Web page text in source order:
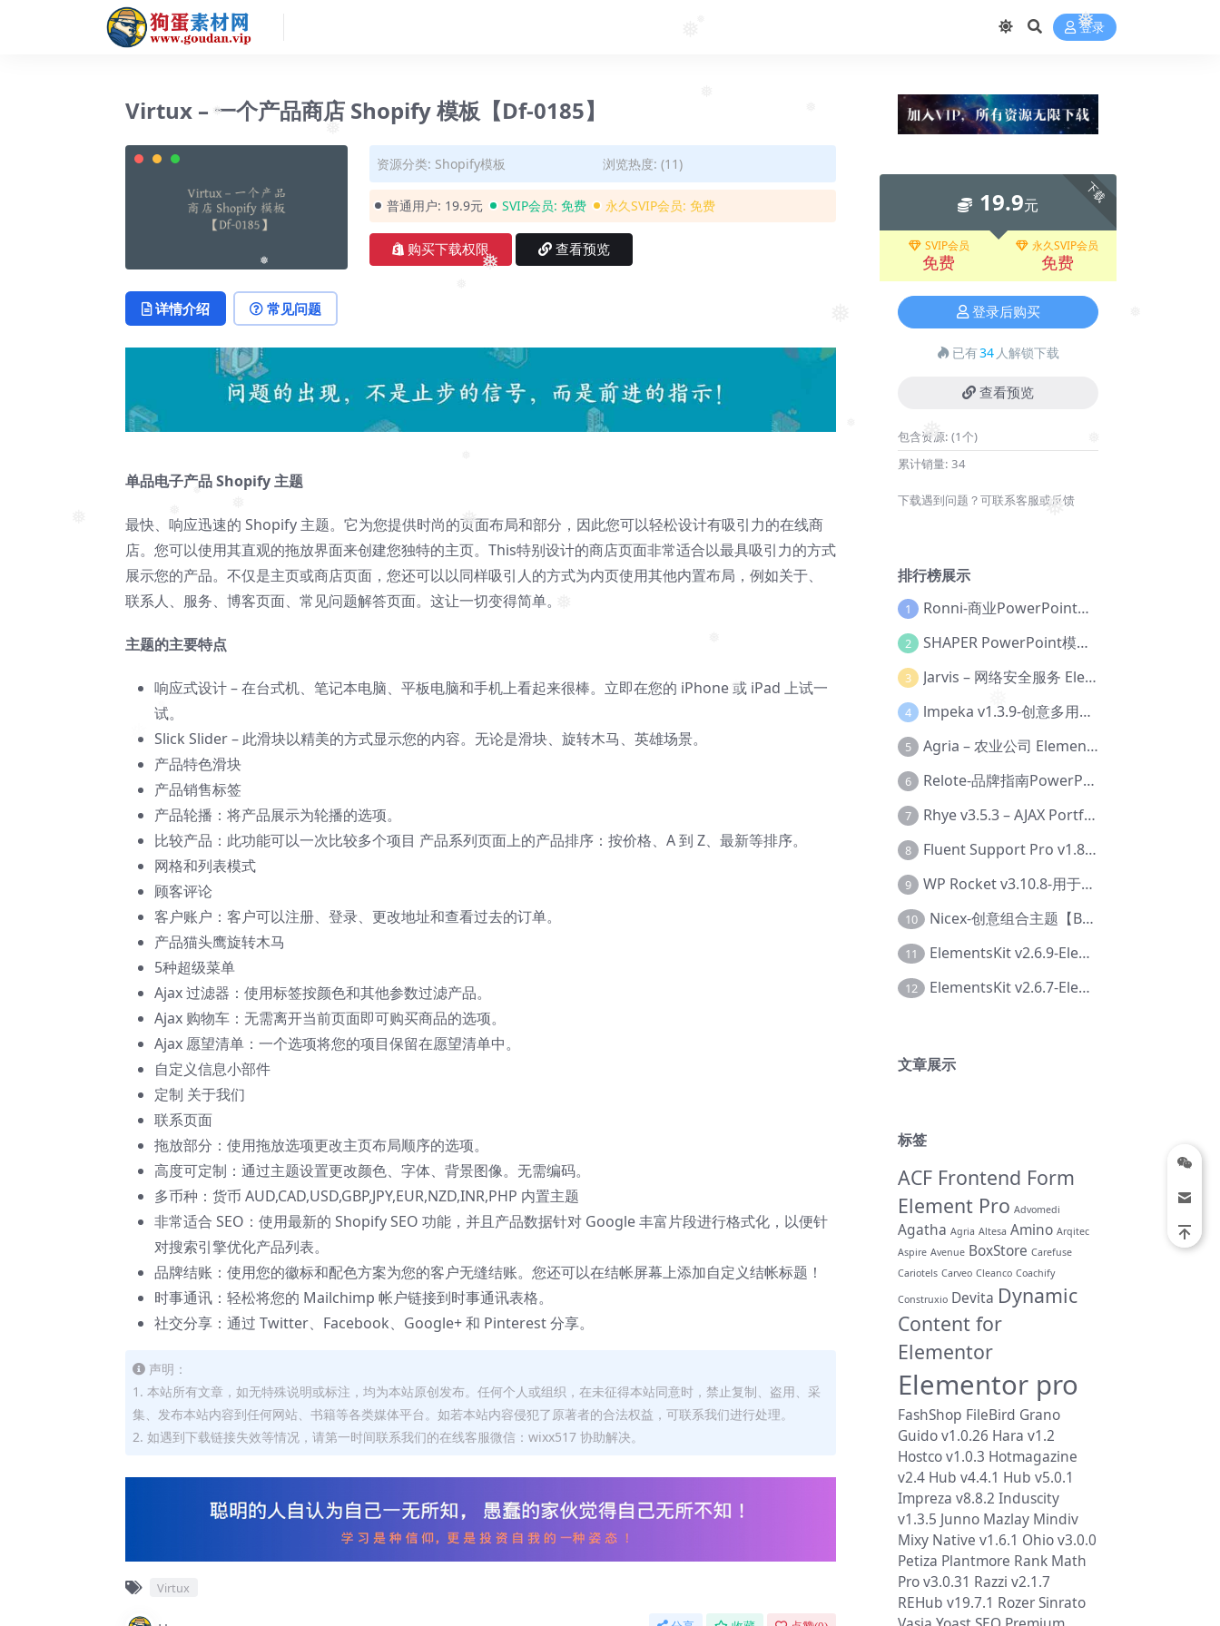
❅
❅
❅
❅
❅
❅
❅
登录
Virtux – 一个产品商店 Shopify 模板【Df-0185】
资源分类: Shopify模板 浏览热度: (11)
普通用户: 19.9元 SVIP会员: 免费 永久SVIP会员: 免费
购买下载权限 查看预览
详情介绍 常见问题
单品电子产品 Shopify 主题
最快、响应迅速的 Shopify 主题。它为您提供时尚的页面布局和部分，因此您可以轻松设计有吸引力的在线商
店。您可以使用其直观的拖放界面来创建您独特的主页。This特别设计的商店页面非常适合以最具吸引力的方式
展示您的产品。不仅是主页或商店页面，您还可以以同样吸引人的方式为内页使用其他内置布局，例如关于、
联系人、服务、博客页面、常见问题解答页面。这让一切变得简单。
主题的主要特点
响应式设计 – 在台式机、笔记本电脑、平板电脑和手机上看起来很棒。立即在您的 iPhone 或 iPad 上试一
试。
Slick Slider – 此滑块以精美的方式显示您的内容。无论是滑块、旋转木马、英雄场景。
产品特色滑块
产品销售标签
产品轮播：将产品展示为轮播的选项。
比较产品：此功能可以一次比较多个项目 产品系列页面上的产品排序：按价格、A 到 Z、最新等排序。
网格和列表模式
顾客评论
客户账户：客户可以注册、登录、更改地址和查看过去的订单。
产品猫头鹰旋转木马
5种超级菜单
Ajax 过滤器：使用标签按颜色和其他参数过滤产品。
Ajax 购物车：无需离开当前页面即可购买商品的选项。
Ajax 愿望清单：一个选项将您的项目保留在愿望清单中。
自定义信息小部件
定制 关于我们
联系页面
拖放部分：使用拖放选项更改主页布局顺序的选项。
高度可定制：通过主题设置更改颜色、字体、背景图像。无需编码。
多币种：货币 AUD,CAD,USD,GBP,JPY,EUR,NZD,INR,PHP 内置主题
非常适合 SEO：使用最新的 Shopify SEO 功能，并且产品数据针对 Google 丰富片段进行格式化，以便针
对搜索引擎优化产品列表。
品牌结账：使用您的徽标和配色方案为您的客户无缝结账。您还可以在结帐屏幕上添加自定义结帐标题！
时事通讯：轻松将您的 Mailchimp 帐户链接到时事通讯表格。
社交分享：通过 Twitter、Facebook、Google+ 和 Pinterest 分享。
声明：
1. 本站所有文章，如无特殊说明或标注，均为本站原创发布。任何个人或组织，在未征得本站同意时，禁止复制、盗用、采
集、发布本站内容到任何网站、书籍等各类媒体平台。如若本站内容侵犯了原著者的合法权益，可联系我们进行处理。
2. 如遇到下载链接失效等情况，请第一时间联系我们的在线客服微信：wixx517 协助解决。
Virtux
下载
19.9元
SVIP会员
免费
永久SVIP会员
免费
登录后购买
已有34 人解锁下载
查看预览
包含资源: (1个)
累计销量: 34
下载遇到问题？可联系客服或反馈
排行榜展示
1 Ronni-商业PowerPoint模板【Dc-0077】
2 SHAPER PowerPoint模板【Dc-0184】
3 Jarvis – 网络安全服务 Elementor 模板套件【Aa-0035】
4 lmpeka v1.3.9-创意多用途 WordPress 主题【Be-0064】
5 Agria – 农业公司 Elementor Pro 模板套件【Aa-0003】
6 Relote-品牌指南PowerPoint模板【Dc-0076】
7 Rhye v3.5.3 – AJAX Portfolio WordPress 主题【Bi-0049】
8 Fluent Support Pro v1.8.1 – WordPress 支持票务系统【Cc-0041】
9 WP Rocket v3.10.8-用于wordpress速度优化的缓存加速插件【Cd-0019】
10 Nicex-创意组合主题【Be-0092】
11 ElementsKit v2.6.9-Elementor插件【Ab-0161】
12 ElementsKit v2.6.7-Elementor插件【Ab-0162】
文章展示
标签
ACF Frontend Form
Element Pro Advomedi
Agatha Agria Altesa Amino Arqitec
Aspire Avenue BoxStore Carefuse
Cariotels Carveo Cleanco Coachify
Construxio Devita Dynamic
Content for
Elementor
Elementor pro
FashShop FileBird Grano
Guido v1.0.26 Hara v1.2
Hostco v1.0.3 Hotmagazine
v2.4 Hub v4.4.1 Hub v5.0.1
Impreza v8.8.2 Induscity
v1.3.5 Junno Mazlay Mindiv
Mixy Native v1.6.1 Ohio v3.0.0
Petiza Plantmore Rank Math
Pro v3.0.31 Razzi v2.1.7
REHub v19.7.1 RozerSinrato